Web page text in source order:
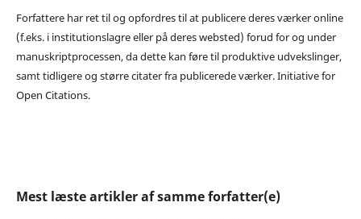
Forfattere har ret til og opfordres til at publicere deres værker online
(f.eks. i institutionslagre eller på deres websted) forud for og under
manuskriptprocessen, da dette kan føre til produktive udvekslinger,
samt tidligere og større citater fra publicerede værker. Initiative for
Open Citations.
Mest læste artikler af samme forfatter(e)